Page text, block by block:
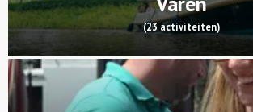
(23 activiteiten)